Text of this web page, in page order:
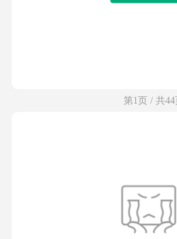
第1页 / 共44